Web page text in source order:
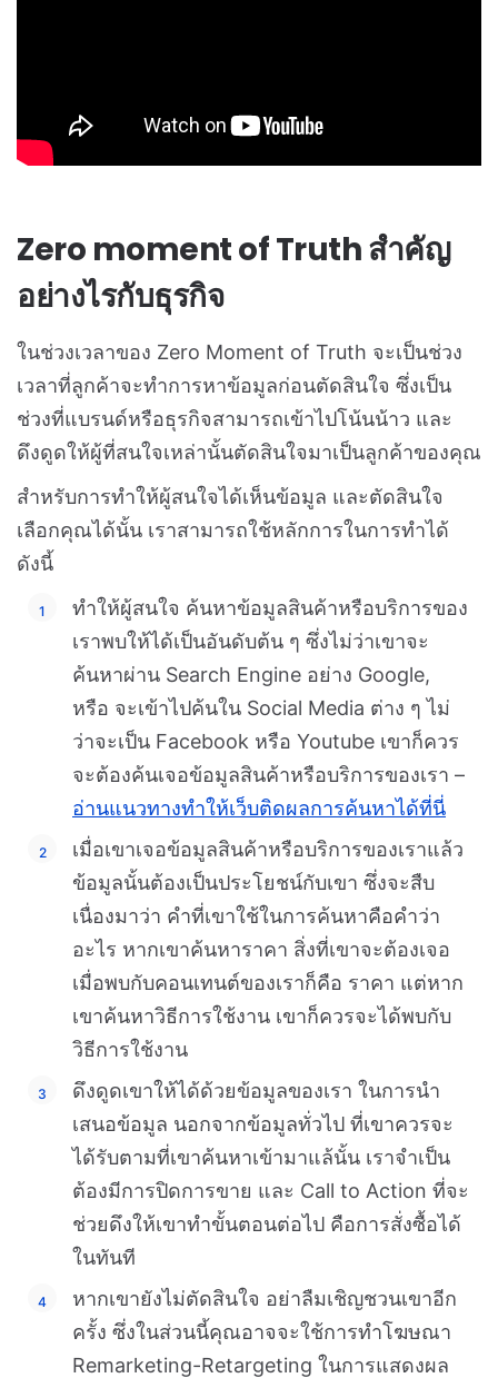
Zero moment of Truth สำคัญ
อย่างไรกับธุรกิจ
ในช่วงเวลาของ Zero Moment of Truth จะเป็นช่วง
เวลาที่ลูกค้าจะทำการหาข้อมูลก่อนตัดสินใจ ซึ่งเป็น
ช่วงที่แบรนด์หรือธุรกิจสามารถเข้าไปโน้นน้าว และ
ดึงดูดให้ผู้ที่สนใจเหล่านั้นตัดสินใจมาเป็นลูกค้าของคุณ
สำหรับการทำให้ผู้สนใจได้เห็นข้อมูล และตัดสินใจ
เลือกคุณได้นั้น เราสามารถใช้หลักการในการทำได้
ดังนี้
ทำให้ผู้สนใจ ค้นหาข้อมูลสินค้าหรือบริการของ
เราพบให้ได้เป็นอันดับต้น ๆ ซึ่งไม่ว่าเขาจะ
ค้นหาผ่าน Search Engine อย่าง Google,
หรือ จะเข้าไปค้นใน Social Media ต่าง ๆ ไม่
ว่าจะเป็น Facebook หรือ Youtube เขาก็ควร
จะต้องค้นเจอข้อมูลสินค้าหรือบริการของเรา –
อ่านแนวทางทำให้เว็บติดผลการค้นหาได้ที่นี่
เมื่อเขาเจอข้อมูลสินค้าหรือบริการของเราแล้ว
ข้อมูลนั้นต้องเป็นประโยชน์กับเขา ซึ่งจะสืบ
เนื่องมาว่า คำที่เขาใช้ในการค้นหาคือคำว่า
อะไร หากเขาค้นหาราคา สิ่งที่เขาจะต้องเจอ
เมื่อพบกับคอนเทนต์ของเราก็คือ ราคา แต่หาก
เขาค้นหาวิธีการใช้งาน เขาก็ควรจะได้พบกับ
วิธีการใช้งาน
ดึงดูดเขาให้ได้ด้วยข้อมูลของเรา ในการนำ
เสนอข้อมูล นอกจากข้อมูลทั่วไป ที่เขาควรจะ
ได้รับตามที่เขาค้นหาเข้ามาแล้นั้น เราจำเป็น
ต้องมีการปิดการขาย และ Call to Action ที่จะ
ช่วยดึงให้เขาทำขั้นตอนต่อไป คือการสั่งซื้อได้
ในทันที
หากเขายังไม่ตัดสินใจ อย่าลืมเชิญชวนเขาอีก
ครั้ง ซึ่งในส่วนนี้คุณอาจจะใช้การทำโฆษณา
Remarketing-Retargeting ในการแสดงผล